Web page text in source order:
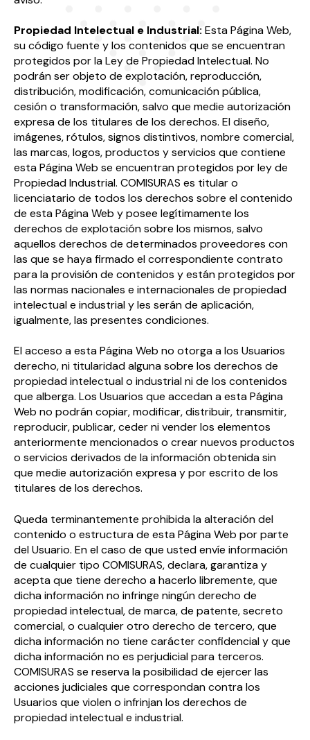
Propiedad Intelectual e Industrial: Esta Página Web,
su código fuente y los contenidos que se encuentran
protegidos por la Ley de Propiedad Intelectual. No
podrán ser objeto de explotación, reproducción,
distribución, modificación, comunicación pública,
cesión o transformación, salvo que medie autorización
expresa de los titulares de los derechos. El diseño,
imágenes, rótulos, signos distintivos, nombre comercial,
las marcas, logos, productos y servicios que contiene
esta Página Web se encuentran protegidos por ley de
Propiedad Industrial. COMISURAS es titular o
licenciatario de todos los derechos sobre el contenido
de esta Página Web y posee legítimamente los
derechos de explotación sobre los mismos, salvo
aquellos derechos de determinados proveedores con
las que se haya firmado el correspondiente contrato
para la provisión de contenidos y están protegidos por
las normas nacionales e internacionales de propiedad
intelectual e industrial y les serán de aplicación,
igualmente, las presentes condiciones.
El acceso a esta Página Web no otorga a los Usuarios
derecho, ni titularidad alguna sobre los derechos de
propiedad intelectual o industrial ni de los contenidos
que alberga. Los Usuarios que accedan a esta Página
Web no podrán copiar, modificar, distribuir, transmitir,
reproducir, publicar, ceder ni vender los elementos
anteriormente mencionados o crear nuevos productos
o servicios derivados de la información obtenida sin
que medie autorización expresa y por escrito de los
titulares de los derechos.
Queda terminantemente prohibida la alteración del
contenido o estructura de esta Página Web por parte
del Usuario. En el caso de que usted envíe información
de cualquier tipo COMISURAS, declara, garantiza y
acepta que tiene derecho a hacerlo libremente, que
dicha información no infringe ningún derecho de
propiedad intelectual, de marca, de patente, secreto
comercial, o cualquier otro derecho de tercero, que
dicha información no tiene carácter confidencial y que
dicha información no es perjudicial para terceros.
COMISURAS se reserva la posibilidad de ejercer las
acciones judiciales que correspondan contra los
Usuarios que violen o infrinjan los derechos de
propiedad intelectual e industrial.